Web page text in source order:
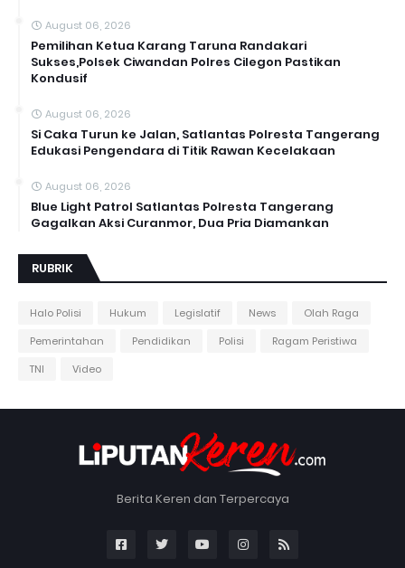
August 06, 2026
Pemilihan Ketua Karang Taruna Randakari
Sukses,Polsek Ciwandan Polres Cilegon Pastikan
Kondusif
August 06, 2026
Si Caka Turun ke Jalan, Satlantas Polresta Tangerang
Edukasi Pengendara di Titik Rawan Kecelakaan
August 06, 2026
Blue Light Patrol Satlantas Polresta Tangerang
Gagalkan Aksi Curanmor, Dua Pria Diamankan
RUBRIK
Halo Polisi Hukum Legislatif News
Olah Raga
Pemerintahan
Pendidikan Polisi
Ragam Peristiwa
TNI
Video
Berita Keren dan Terpercaya